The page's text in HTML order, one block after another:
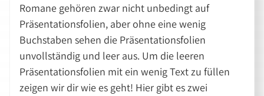
Romane gehören zwar nicht unbedingt auf
Präsentationsfolien, aber ohne eine wenig
Buchstaben sehen die Präsentationsfolien
unvollständig und leer aus. Um die leeren
Präsentationsfolien mit ein wenig Text zu füllen
zeigen wir dir wie es geht! Hier gibt es zwei